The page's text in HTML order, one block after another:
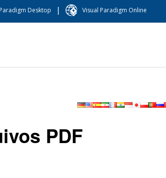
Desktop | Visual Paradigm Online
PDF